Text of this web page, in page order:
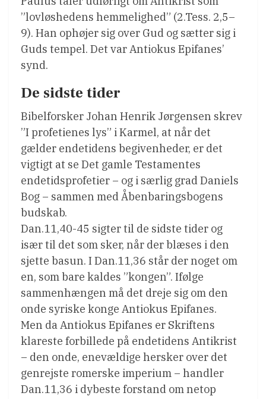
”lovløshedens hemmelighed” (2.Tess. 2,5–
9). Han ophøjer sig over Gud og sætter sig i
Guds tempel. Det var Antiokus Epifanes’
synd.
De sidste tider
Bibelforsker Johan Henrik Jørgensen skrev
”I profetienes lys” i Karmel, at når det
gælder endetidens begivenheder, er det
vigtigt at se Det gamle Testamentes
endetidsprofetier – og i særlig grad Daniels
Bog – sammen med Åbenbaringsbogens
budskab.
Dan.11,40-45 sigter til de sidste tider og
især til det som sker, når der blæses i den
sjette basun. I Dan.11,36 står der noget om
en, som bare kaldes ”kongen”. Ifølge
sammenhængen må det dreje sig om den
onde syriske konge Antiokus Epifanes.
Men da Antiokus Epifanes er Skriftens
klareste forbillede på endetidens Antikrist
– den onde, enevældige hersker over det
genrejste romerske imperium – handler
Dan.11,36 i dybeste forstand om netop